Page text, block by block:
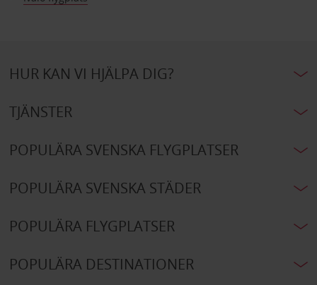
HUR KAN VI HJÄLPA DIG?
TJÄNSTER
POPULÄRA SVENSKA FLYGPLATSER
POPULÄRA SVENSKA STÄDER
POPULÄRA FLYGPLATSER
POPULÄRA DESTINATIONER